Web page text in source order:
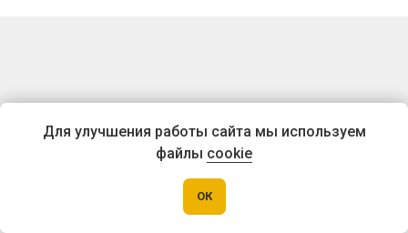
разнообразить свою жизнь
сегодня
Для улучшения работы сайта мы используем
файлы cookie
ОК